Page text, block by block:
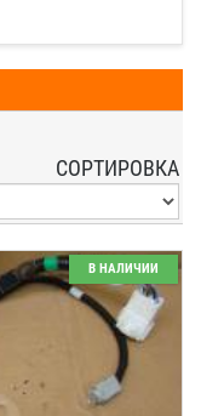
СОРТИРОВКА
В НАЛИЧИИ